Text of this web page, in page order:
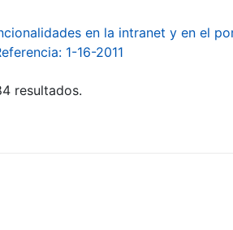
en la intranet y en el
1-16-2011
resultados.